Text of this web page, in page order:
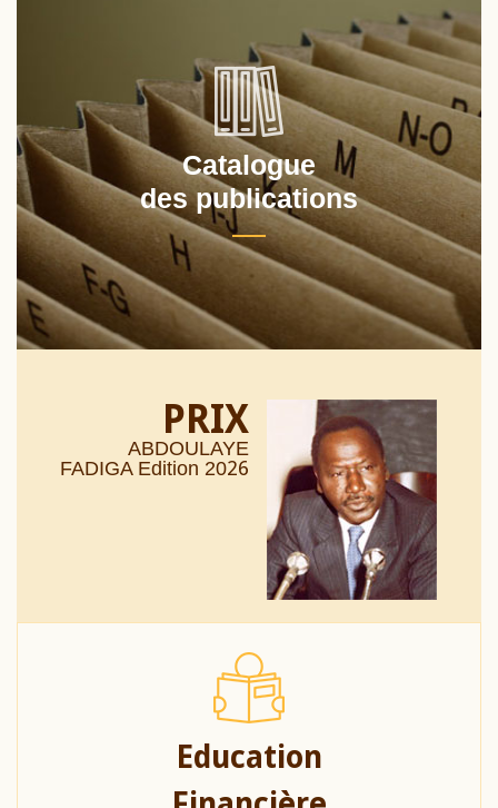
Catalogue
des publications
PRIX
ABDOULAYE
FADIGA Edition 2026
Education